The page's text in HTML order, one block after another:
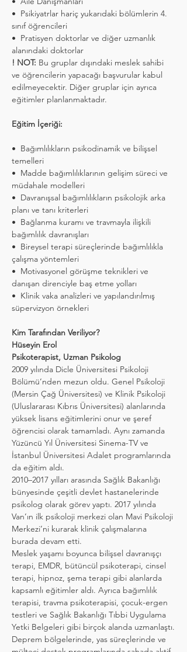
•⁠  ⁠Psikiyatrlar hariç yukarıdaki bölümlerin 4.
sınıf öğrencileri
•⁠  ⁠Pratisyen doktorlar ve diğer uzmanlık
alanındaki doktorlar
! NOT: Bu gruplar dışındaki meslek sahibi
ve öğrencilerin yapacağı başvurular kabul
edilmeyecektir. Diğer gruplar için ayrıca
eğitimler planlanmaktadır.
Eğitim İçeriği:
•⁠  ⁠Bağımlılıkların psikodinamik ve bilişsel
temelleri
•⁠  ⁠Madde bağımlılıklarının gelişim süreci ve
müdahale modelleri
•⁠  ⁠Davranışsal bağımlılıkların psikolojik arka
planı ve tanı kriterleri
•⁠  ⁠Bağlanma kuramı ve travmayla ilişkili
bağımlılık davranışları
•⁠  ⁠Bireysel terapi süreçlerinde bağımlılıkla
çalışma yöntemleri
•⁠  ⁠Motivasyonel görüşme teknikleri ve
danışan direnciyle baş etme yolları
•⁠  ⁠Klinik vaka analizleri ve yapılandırılmış
süpervizyon örnekleri
Kim Tarafından Veriliyor?
Hüseyin Erol
Psikoterapist, Uzman Psikolog
2009 yılında Dicle Üniversitesi Psikoloji
Bölümü’nden mezun oldu. Genel Psikoloji
(Mersin Çağ Üniversitesi) ve Klinik Psikoloji
(Uluslararası Kıbrıs Üniversitesi) alanlarında
yüksek lisans eğitimlerini onur ve şeref
öğrencisi olarak tamamladı. Aynı zamanda
Yüzüncü Yıl Üniversitesi Sinema-TV ve
İstanbul Üniversitesi Adalet programlarında
da eğitim aldı.
2010–2017 yılları arasında Sağlık Bakanlığı
bünyesinde çeşitli devlet hastanelerinde
psikolog olarak görev yaptı. 2017 yılında
Van’ın ilk psikoloji merkezi olan Mavi Psikoloji
Merkezi’ni kurarak klinik çalışmalarına
burada devam etti.
Meslek yaşamı boyunca bilişsel davranışçı
terapi, EMDR, bütüncül psikoterapi, cinsel
terapi, hipnoz, şema terapi gibi alanlarda
kapsamlı eğitimler aldı. Ayrıca bağımlılık
terapisi, travma psikoterapisi, çocuk-ergen
testleri ve Sağlık Bakanlığı Tıbbi Uygulama
Yetki Belgeleri gibi birçok alanda uzmanlaştı.
Deprem bölgelerinde, yas süreçlerinde ve